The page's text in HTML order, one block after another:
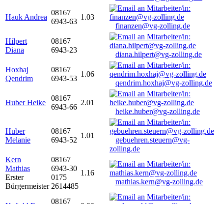
Hauk Andrea
08167
6943-63
1.03
finanzen@vg-zolling.de
Hilpert
Diana
08167
6943-23
diana.hilpert@vg-zolling.de
Hoxhaj
Qendrim
08167
6943-53
1.06
qendrim.hoxhaj@vg-zolling.de
Huber Heike
08167
6943-66
2.01
heike.huber@vg-zolling.de
Huber
Melanie
08167
6943-52
1.01
gebuehren.steuern@vg-
zolling.de
Kern
Mathias
Erster
Bürgermeister
08167
6943-30
0175
2614485
1.16
mathias.kern@vg-zolling.de
08167